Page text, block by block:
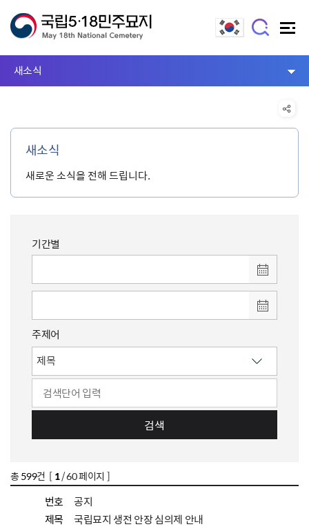
새소식
새소식
새로운 소식을 전해 드립니다.
기간별
주제어
검색
총 599건 [ 1/ 60 페이지 ]
번호
공지
제목
국립묘지 생전 안장 심의제 안내